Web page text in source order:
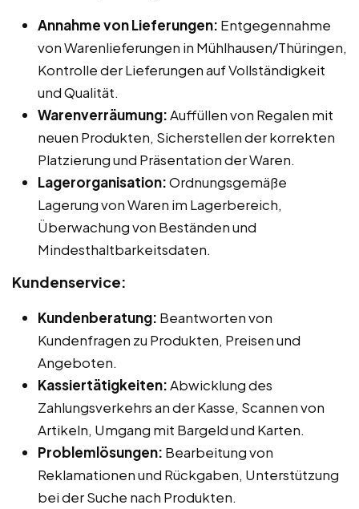
Annahme von Lieferungen: Entgegennahme
von Warenlieferungen in Mühlhausen/Thüringen,
Kontrolle der Lieferungen auf Vollständigkeit
und Qualität.
Warenverräumung:Auffüllen von Regalen mit
neuen Produkten, Sicherstellen der korrekten
Platzierung und Präsentation der Waren.
Lagerorganisation:Ordnungsgemäße
Lagerung von Waren im Lagerbereich,
Überwachung von Beständen und
Mindesthaltbarkeitsdaten.
Kundenservice:
Kundenberatung: Beantworten von
Kundenfragen zu Produkten, Preisen und
Angeboten.
Kassiertätigkeiten:Abwicklung des
Zahlungsverkehrs an der Kasse, Scannen von
Artikeln, Umgang mit Bargeld und Karten.
Problemlösungen: Bearbeitung von
Reklamationen und Rückgaben, Unterstützung
bei der Suche nach Produkten.